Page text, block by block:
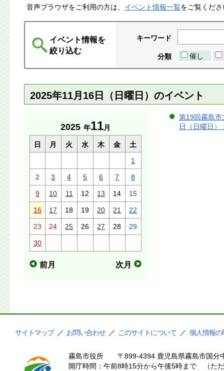
音声ブラウザをご利用の方は、 イベント情報一覧をご覧くだ
イベント情報を
絞り込む
キーワード
分類 催し
2025年11月16日（日曜日）のイベント
2025 年11月
日 月 火 水 木 金
土
1
2 3 4 5 6 7 8
9 10 11 12 13 14 15
16 17 18 19 20 21 22
23 24 25 26 27 28 29
30
前月 次月
第19回霧島
日（日曜日）
サイトマップ ／ お問い合わせ ／ このサイトについて ／ 個人情報の
霧島市役所
〒899-4394 鹿児島県霧島市国
開庁時間：午前8時15分から午後5時まで （た